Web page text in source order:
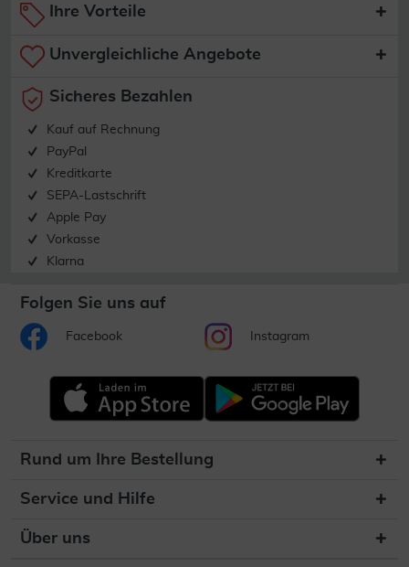
Ihre Vorteile
Unvergleichliche Angebote
Sicheres Bezahlen
Kauf auf Rechnung
PayPal
Kreditkarte
SEPA-Lastschrift
Apple Pay
Vorkasse
Klarna
Folgen Sie uns auf
Facebook Instagram
Rund um Ihre Bestellung
Service und Hilfe
Über uns